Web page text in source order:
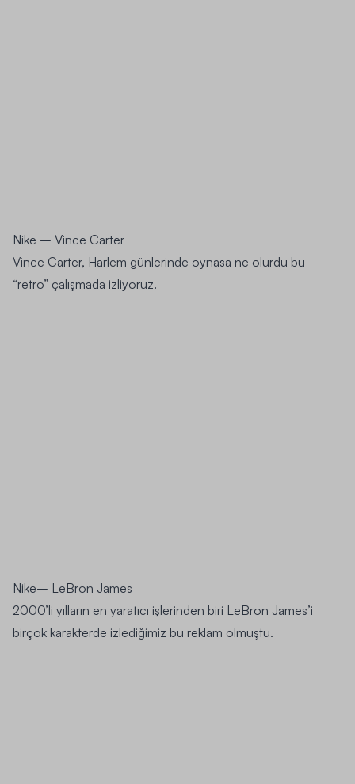
Nike – Vince Carter
Vince Carter, Harlem günlerinde oynasa ne olurdu bu
“retro” çalışmada izliyoruz.
Nike– LeBron James
2000’li yılların en yaratıcı işlerinden biri LeBron James’i
birçok karakterde izlediğimiz bu reklam olmuştu.